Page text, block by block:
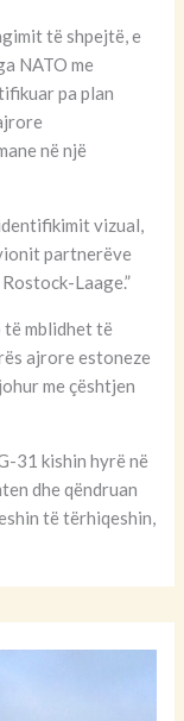
të shpejtë, e
NATO me
pa plan
në një
vizual,
partnerëve
Laage.”
mblidhet të
ajrore estoneze
me çështjen
31 kishin hyrë në
dhe qëndruan
të tërhiqeshin,